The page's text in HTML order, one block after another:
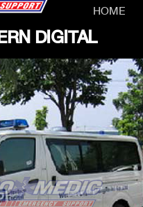
HOME
DIGITAL